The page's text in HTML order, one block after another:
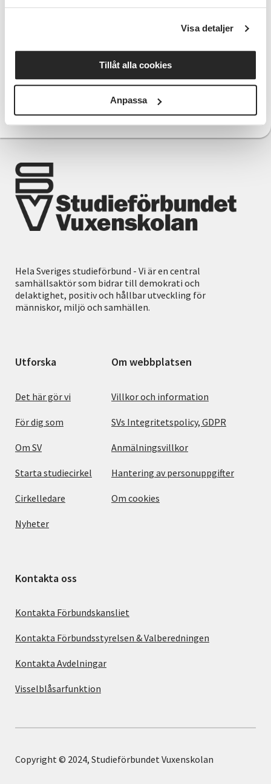
Visa detaljer
Tillåt alla cookies
Anpassa
Verksamhetsutvecklare funktionsrätt och
kommunikation
Maria Bhardwaj
E-post:maria.bhardwaj@sv.se
Hela Sveriges studieförbund - Vi är en central
samhällsaktör som bidrar till demokrati och
delaktighet, positiv och hållbar utveckling för
människor, miljö och samhällen.
Utforska
Det här gör vi
För dig som
Om SV
Starta studiecirkel
Cirkelledare
Nyheter
Om webbplatsen
Villkor och information
SVs Integritetspolicy, GDPR
Anmälningsvillkor
Hantering av personuppgifter
Om cookies
Kontakta oss
Kontakta Förbundskansliet
Kontakta Förbundsstyrelsen & Valberedningen
Kontakta Avdelningar
Visselblåsarfunktion
Copyright © 2024, Studieförbundet Vuxenskolan